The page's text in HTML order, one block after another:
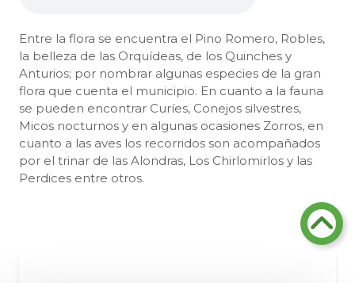
Entre la flora se encuentra el Pino Romero, Robles,
la belleza de las Orquídeas, de los Quinches y
Anturios; por nombrar algunas especies de la gran
flora que cuenta el municipio. En cuanto a la fauna
se pueden encontrar Curíes, Conejos silvestres,
Micos nocturnos y en algunas ocasiones Zorros, en
cuanto a las aves los recorridos son acompañados
por el trinar de las Alondras, Los Chirlomirlos y las
Perdices entre otros.